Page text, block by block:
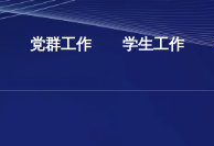
党群工作 学生工作